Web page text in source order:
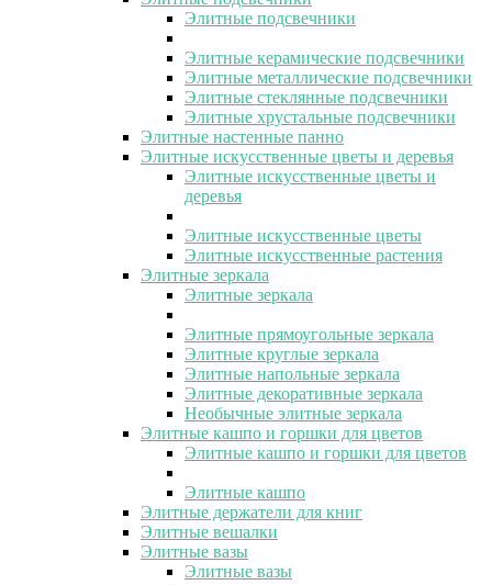
Элитные подсвечники
Элитные керамические подсвечники
Элитные металлические подсвечники
Элитные стеклянные подсвечники
Элитные хрустальные подсвечники
Элитные настенные панно
Элитные искусственные цветы и деревья
Элитные искусственные цветы и
деревья
Элитные искусственные цветы
Элитные искусственные растения
Элитные зеркала
Элитные зеркала
Элитные прямоугольные зеркала
Элитные круглые зеркала
Элитные напольные зеркала
Элитные декоративные зеркала
Необычные элитные зеркала
Элитные кашпо и горшки для цветов
Элитные кашпо и горшки для цветов
Элитные кашпо
Элитные держатели для книг
Элитные вешалки
Элитные вазы
Элитные вазы